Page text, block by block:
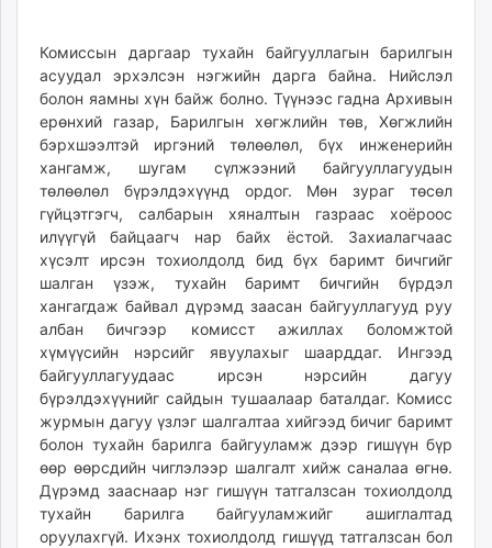
Комиссын даргаар тухайн байгууллагын барилгын
асуудал эрхэлсэн нэгжийн дарга байна. Нийслэл
болон яамны хүн байж болно. Түүнээс гадна Архивын
ерөнхий газар, Барилгын хөгжлийн төв, Хөгжлийн
бэрхшээлтэй иргэний төлөөлөл, бүх инженерийн
хангамж, шугам сүлжээний байгууллагуудын
төлөөлөл бүрэлдэхүүнд ордог. Мөн зураг төсөл
гүйцэтгэгч, салбарын хяналтын газраас хоёроос
илүүгүй байцаагч нар байх ёстой. Захиалагчаас
хүсэлт ирсэн тохиолдолд бид бүх баримт бичгийг
шалган үзэж, тухайн баримт бичгийн бүрдэл
хангагдаж байвал дүрэмд заасан байгууллагууд руу
албан бичгээр комисст ажиллах боломжтой
хүмүүсийн нэрсийг явуулахыг шаарддаг. Ингээд
байгууллагуудаас ирсэн нэрсийн дагуу
бүрэлдэхүүнийг сайдын тушаалаар баталдаг. Комисс
журмын дагуу үзлэг шалгалтаа хийгээд бичиг баримт
болон тухайн барилга байгууламж дээр гишүүн бүр
өөр өөрсдийн чиглэлээр шалгалт хийж саналаа өгнө.
Дүрэмд зааснаар нэг гишүүн татгалзсан тохиолдолд
тухайн барилга байгууламжийг ашиглалтад
оруулахгүй. Ихэнх тохиолдолд гишүүд татгалзсан бол